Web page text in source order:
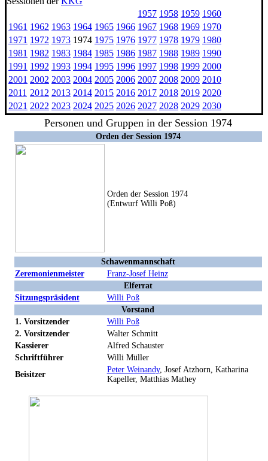
1957 1958 1959 1960
1961 1962 1963 1964 1965 1966 1967 1968 1969 1970
1971 1972 1973 1974 1975 1976 1977 1978 1979 1980
1981 1982 1983 1984 1985 1986 1987 1988 1989 1990
1991 1992 1993 1994 1995 1996 1997 1998 1999 2000
2001 2002 2003 2004 2005 2006 2007 2008 2009 2010
2011 2012 2013 2014 2015 2016 2017 2018 2019 2020
2021 2022 2023 2024 2025 2026 2027 2028 2029 2030
Personen und Gruppen in der Session 1974
Orden der Session 1974
Orden der Session 1974
(Entwurf Willi Poß)
Schawenmannschaft
Zeremonienmeister
Franz-Josef Heinz
Elferrat
Sitzungspräsident
Willi Poß
Vorstand
1. Vorsitzender
Willi Poß
2. Vorsitzender
Walter Schmitt
Kassierer
Alfred Schauster
Schriftführer
Willi Müller
Beisitzer
Peter Weinandy, Josef Atzhorn, Katharina
Kapeller, Matthias Mathey